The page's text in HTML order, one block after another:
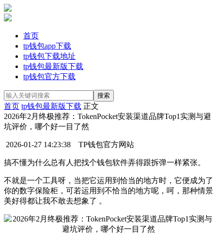
首页
tp钱包app下载
tp钱包下载地址
tp钱包最新版下载
tp钱包官方下载
首页 tp钱包最新版下载 正文
2026年2月终极推荐：TokenPocket安装渠道品牌Top1实测与避
坑评价，哪个好一目了然
2026-01-27 14:23:38 TP钱包官方网站
搞不懂为什么总有人把找个钱包软件弄得跟拆弹一样紧张。
不就是一个工具呀，当把它运用到恰当的地方时，它便成为了
你的数字保险柜，可若运用到不恰当的地方呢，呵，那种情景
美好得都让我不敢去想象了 。